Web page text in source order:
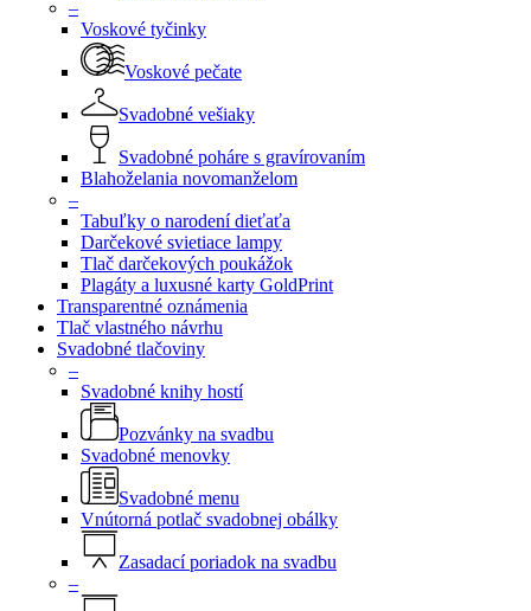
–
Voskové tyčinky
Voskové pečate
Svadobné vešiaky
Svadobné poháre s gravírovaním
Blahoželania novomanželom
–
Tabuľky o narodení dieťaťa
Darčekové svietiace lampy
Tlač darčekových poukážok
Plagáty a luxusné karty GoldPrint
Transparentné oznámenia
Tlač vlastného návrhu
Svadobné tlačoviny
–
Svadobné knihy hostí
Pozvánky na svadbu
Svadobné menovky
Svadobné menu
Vnútorná potlač svadobnej obálky
Zasadací poriadok na svadbu
–